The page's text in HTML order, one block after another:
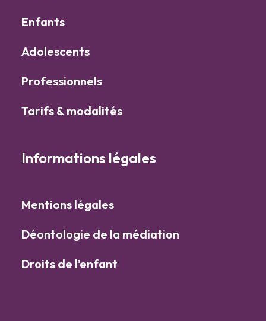
Enfants
Adolescents
Professionnels
Tarifs & modalités
Informations légales
Mentions légales
Déontologie de la médiation
Droits de l’enfant